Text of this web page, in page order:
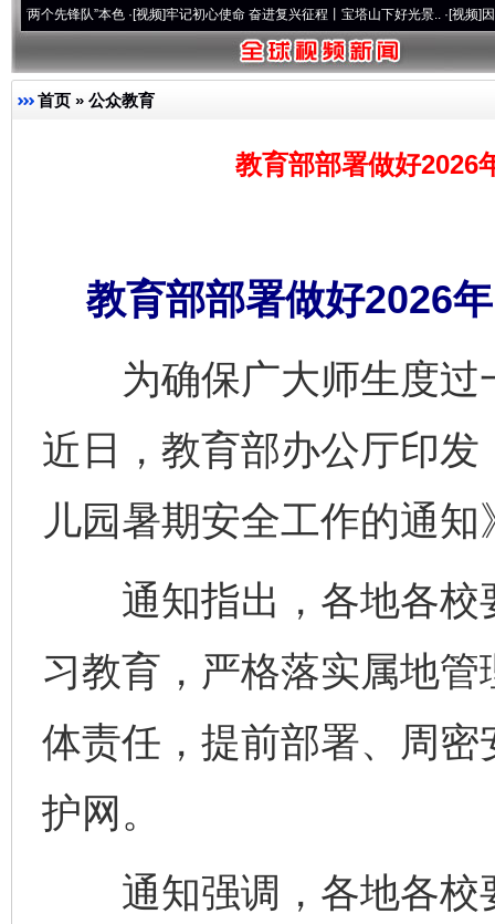
队”本色·[视频]牢记初心使命 奋进复兴征程丨宝塔山下好光景..·[视频]因党而生 为
首页 » 公众教育
教育部部署做好2026
教育部部署做好2026
为确保广大师生度过
近日，教育部办公厅印
儿园暑期安全工作的通
通知指出，各地各校
习教育，严格落实属地
体责任，提前部署、周
护网。
通知强调，各地各校